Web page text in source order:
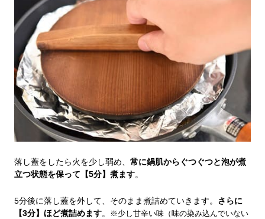
落し蓋をしたら火を少し弱め、 常に鍋肌からぐつぐつと泡が煮
立つ状態を保って【5分】煮ます。
5分後に落し蓋を外して、そのまま煮詰めていきます。 さらに
【3分】ほど煮詰めます。
※少し甘辛い味（味の染み込んでいない